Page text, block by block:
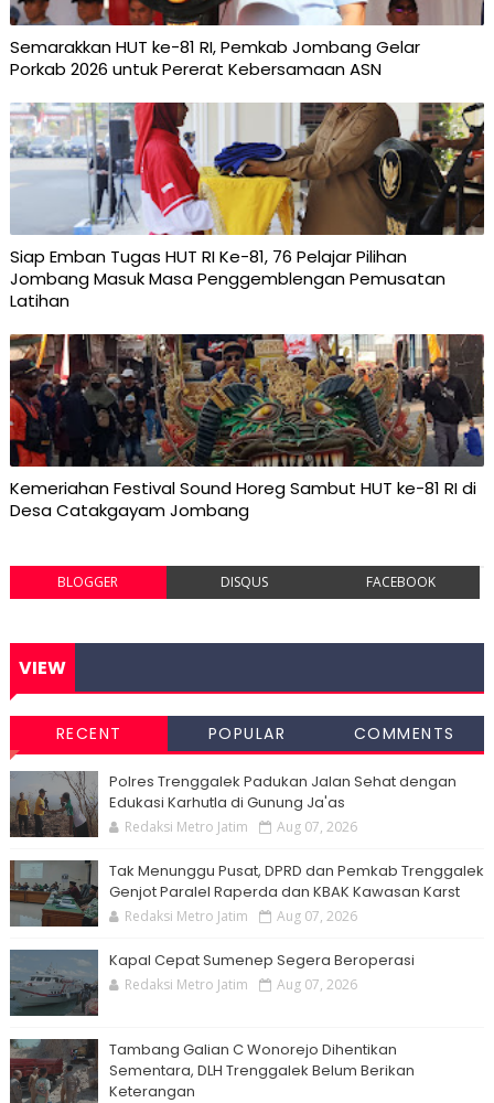
Semarakkan HUT ke-81 RI, Pemkab Jombang Gelar
Porkab 2026 untuk Pererat Kebersamaan ASN
Siap Emban Tugas HUT RI Ke-81, 76 Pelajar Pilihan
Jombang Masuk Masa Penggemblengan Pemusatan
Latihan
Kemeriahan Festival Sound Horeg Sambut HUT ke-81 RI di
Desa Catakgayam Jombang
BLOGGER DISQUS FACEBOOK
VIEW
RECENT POPULAR COMMENTS
Polres Trenggalek Padukan Jalan Sehat dengan
Edukasi Karhutla di Gunung Ja'as
Redaksi Metro Jatim Aug 07, 2026
Tak Menunggu Pusat, DPRD dan Pemkab Trenggalek
Genjot Paralel Raperda dan KBAK Kawasan Karst
Redaksi Metro Jatim Aug 07, 2026
Kapal Cepat Sumenep Segera Beroperasi
Redaksi Metro Jatim Aug 07, 2026
Tambang Galian C Wonorejo Dihentikan
Sementara, DLH Trenggalek Belum Berikan
Keterangan